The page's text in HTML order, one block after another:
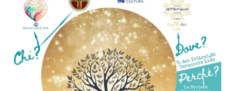
Navigazione
articoli